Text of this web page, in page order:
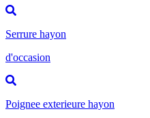
Serrure hayon
d'occasion
Poignee exterieure hayon